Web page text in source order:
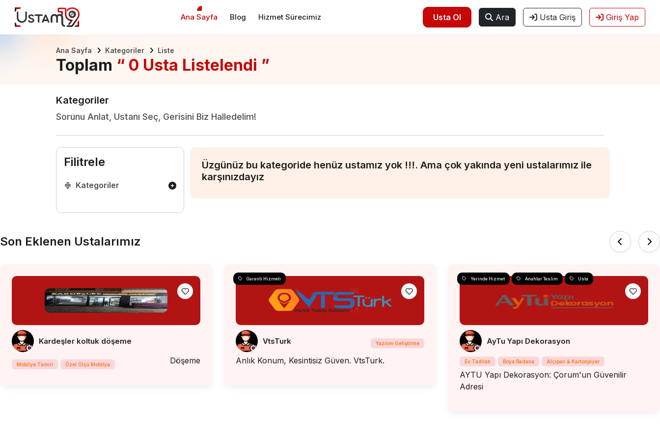
Ana Sayfa Blog Hizmet Sürecimiz Usta Ol Ara Usta Giriş Giriş Yap
Ana Sayfa Kategoriler Liste
Toplam “ 0 Usta Listelendi ”
Kategoriler
Sorunu Anlat, Ustanı Seç, Gerisini Biz Halledelim!
Filitrele
Kategoriler
Üzgünüz bu kategoride henüz ustamız yok !!!. Ama çok yakında yeni ustalarımız ile
karşınızdayız
Son Eklenen Ustalarımız
Kardeşler koltuk döşeme
Mobilya Tamiri Özel Ölçü Mobilya Döşeme
Garanti Hizmeti
VtsTurk Yazılım Geliştirme
Anlık Konum, Kesintisiz Güven. VtsTurk.
Yerinde Hizmet Anahtar Teslim Usta
AyTu Yapı Dekorasyon
Ev Tadilatı Boya Badana Alçıpan & Kartonpiyer
AYTU Yapı Dekorasyon: Çorum'un Güvenilir
Adresi